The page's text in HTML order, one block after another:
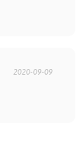
2020-09-09